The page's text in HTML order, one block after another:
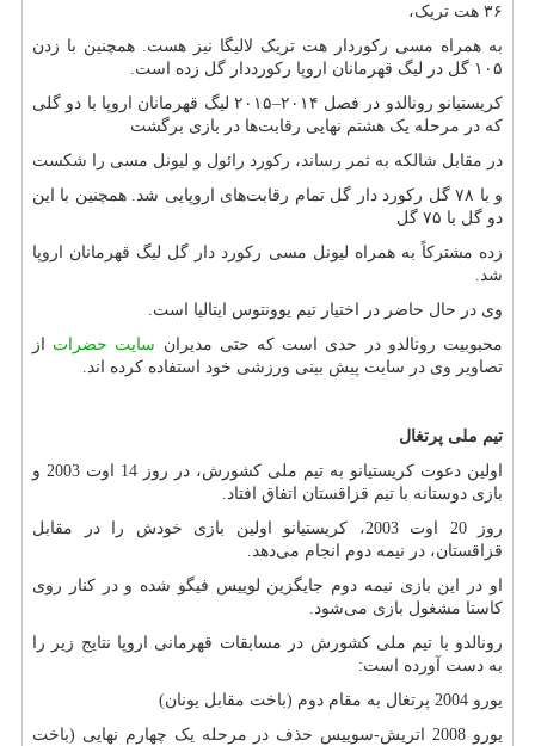
۳۶ هت تریک،
به همراه مسی رکوردار هت تریک لالیگا نیز هست. همچنین با زدن
۱۰۵ گل در لیگ قهرمانان اروپا رکورددار گل زده است.
کریستیانو رونالدو در فصل ۲۰۱۴–۲۰۱۵ لیگ قهرمانان اروپا با دو گلی
که در مرحله یک هشتم نهایی رقابت‌ها در بازی برگشت
در مقابل شالکه به ثمر رساند، رکورد رائول و لیونل مسی را شکست
و با ۷۸ گل رکورد دار گل تمام رقابت‌های اروپایی شد. همچنین با این
دو گل با ۷۵ گل
زده مشترکاً به همراه لیونل مسی رکورد دار گل لیگ قهرمانان اروپا
شد.
وی در حال حاضر در اختیار تیم یوونتوس ایتالیا است.
محبوبیت رونالدو در حدی است که حتی مدیران سایت حضرات از
تصاویر وی در سایت پیش بینی ورزشی خود استفاده کرده اند.
تیم ملی پرتغال
اولین دعوت کریستیانو به تیم ملی کشورش، در روز 14 اوت 2003 و
بازی دوستانه با تیم قزاقستان اتفاق افتاد.
روز 20 اوت 2003، کریستیانو اولین بازی خودش را در مقابل
قزاقستان، در نیمه دوم انجام می‌دهد.
او در این بازی نیمه دوم جایگزین لوییس فیگو شده و در کنار روی
کاستا مشغول بازی می‌شود.
رونالدو با تیم ملی کشورش در مسابقات قهرمانی اروپا نتایج زیر را
به دست آورده است:
یورو 2004 پرتغال به مقام دوم (باخت مقابل یونان)
یورو 2008 اتریش-سوییس حذف در مرحله یک چهارم نهایی (باخت